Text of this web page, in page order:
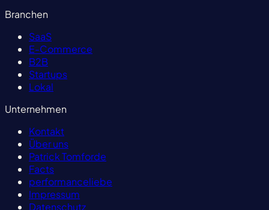
Branchen
SaaS
E-Commerce
B2B
Startups
Lokal
Unternehmen
Kontakt
Über uns
Patrick Tomforde
Facts
performanceliebe
Impressum
Datenschutz